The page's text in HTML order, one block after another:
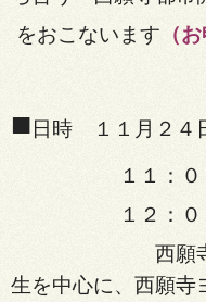
をおこないます （
■ 日時 １１月２４
１１：
１２：
西願寺お寺
生を中心に、西願寺